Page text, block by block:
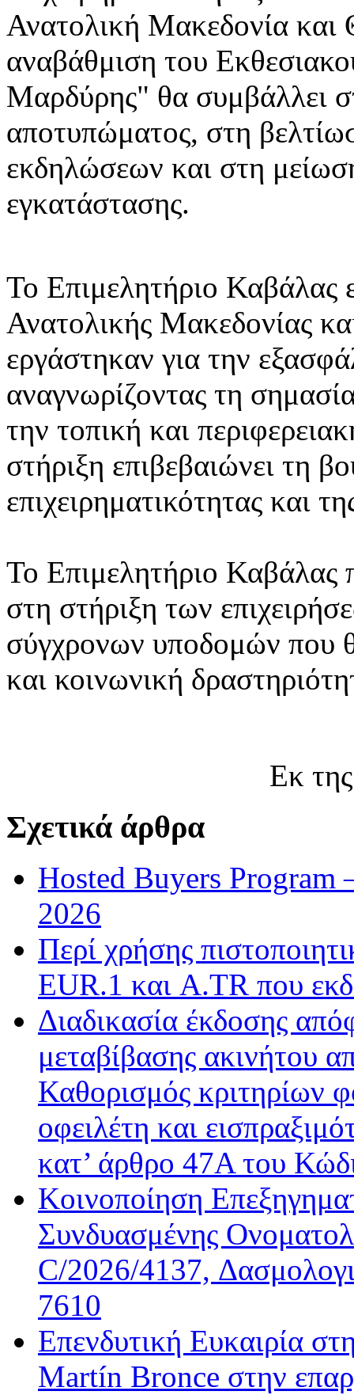
Ανατολική Μακεδονία και
αναβάθμιση του
Μαρδύρης" θα συμβάλλει
αποτυπώματος, στη
εκδηλώσεων και στη
εγκατάστασης.
Το Επιμελητήριο Καβάλας
Ανατολικής Μακεδονίας
εργάστηκαν για την
αναγνωρίζοντας τη
την τοπική και
στήριξη επιβεβαιώνει τη
επιχειρηματικότητας και
Το Επιμελητήριο Καβάλας
στη στήριξη των
σύγχρονων υποδομών που
και κοινωνική
Εκ
Σχετικά άρθρα
Hosted Buyers Program
2026
Περί χρήσης
EUR.1 και A.TR που
Διαδικασία έκδοσης
μεταβίβασης ακινήτου
Καθορισμός κριτηρίων
οφειλέτη και
κατ’ άρθρο 47Α του
Κοινοποίηση
Συνδυασμένης
C/2026/4137,
7610
Επενδυτική Ευκαιρία
Martín Bronce στην